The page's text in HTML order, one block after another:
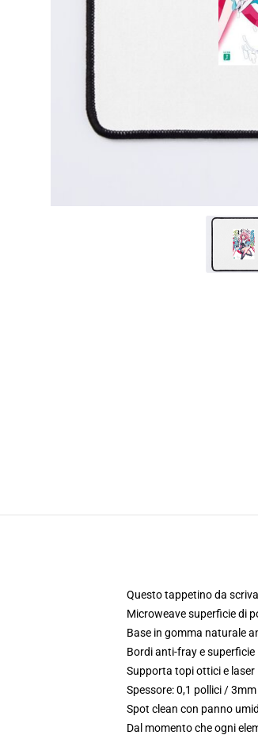
Questo tappetino da
Microweave superficie di
Base in gomma naturale
Bordi anti-fray e
Supporta topi ottici e laser
Spessore: 0,1 pollici / 3mm
Spot clean con panno
Dal momento che ogni